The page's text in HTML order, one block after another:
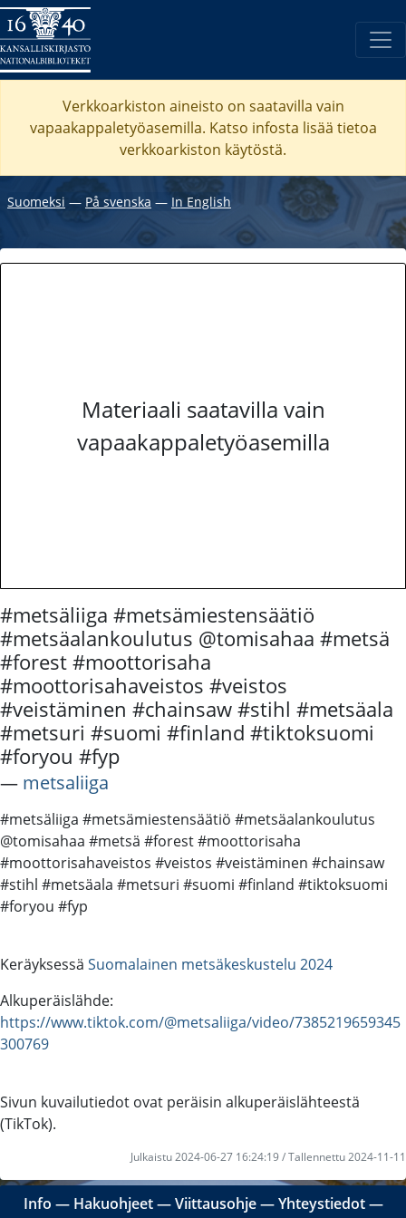
Verkkoarkiston aineisto on saatavilla vain
vapaakappaletyöasemilla. Katso infosta lisää tietoa
verkkoarkiston käytöstä.
Suomeksi ― På svenska ― In English
Materiaali saatavilla vain
vapaakappaletyöasemilla
#metsäliiga #metsämiestensäätiö
#metsäalankoulutus @tomisahaa #metsä
#forest #moottorisaha
#moottorisahaveistos #veistos
#veistäminen #chainsaw #stihl #metsäala
#metsuri #suomi #finland #tiktoksuomi
#foryou #fyp
― metsaliiga
#metsäliiga #metsämiestensäätiö #metsäalankoulutus
@tomisahaa #metsä #forest #moottorisaha
#moottorisahaveistos #veistos #veistäminen #chainsaw
#stihl #metsäala #metsuri #suomi #finland #tiktoksuomi
#foryou #fyp
Keräyksessä Suomalainen metsäkeskustelu 2024
Alkuperäislähde:
https://www.tiktok.com/@metsaliiga/video/7385219659345
300769
Sivun kuvailutiedot ovat peräisin alkuperäislähteestä
(TikTok).
Julkaistu 2024-06-27 16:24:19 / Tallennettu 2024-11-11
Info ― Hakuohjeet―Viittausohje―Yhteystiedot―